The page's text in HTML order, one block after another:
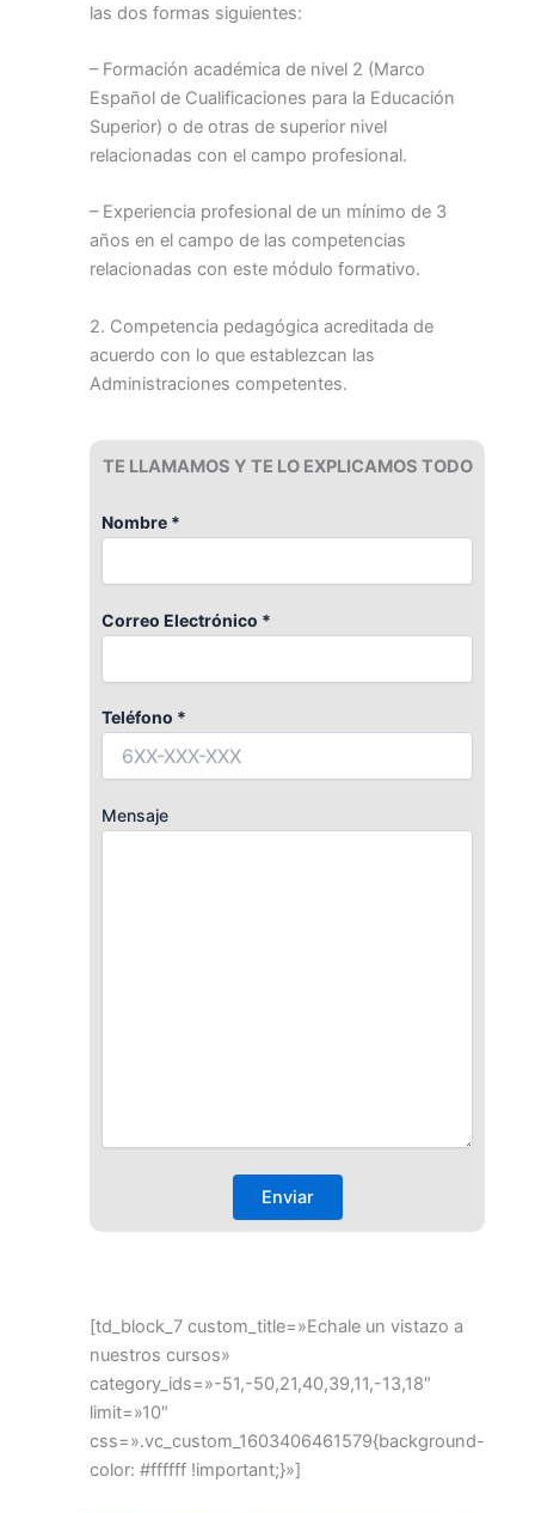
las dos formas siguientes:
– Formación académica de nivel 2 (Marco
Español de Cualificaciones para la Educación
Superior) o de otras de superior nivel
relacionadas con el campo profesional.
– Experiencia profesional de un mínimo de 3
años en el campo de las competencias
relacionadas con este módulo formativo.
2. Competencia pedagógica acreditada de
acuerdo con lo que establezcan las
Administraciones competentes.
TE LLAMAMOS Y TE LO EXPLICAMOS TODO
Nombre *
Correo Electrónico *
Teléfono *
Mensaje
[td_block_7 custom_title=»Echale un vistazo a
nuestros cursos»
category_ids=»-51,-50,21,40,39,11,-13,18″
limit=»10″
css=».vc_custom_1603406461579{background-
color: #ffffff !important;}»]